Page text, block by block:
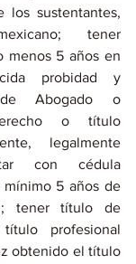
los sustentantes,
tener
menos 5 años en
probidad y
Abogado o
o título
legalmente
con cédula
mínimo 5 años de
tener título de
profesional
obtenido el título